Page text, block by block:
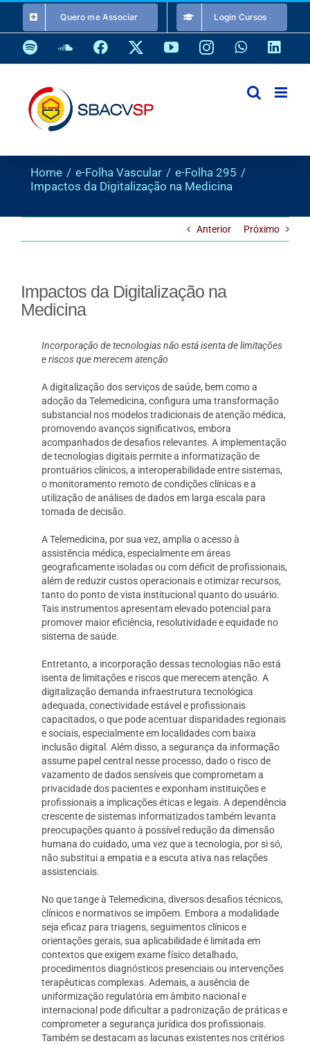
o
conteúdo
Quero me Associar Login Cursos
SpotifySoundCloud
Facebook YouTubeInstagramWhatsApp
Home e-Folha Vascular
e-Folha 295
Impactos da Digitalização na Medicina
Anterior Próximo
Impactos da Digitalização na
Medicina
Incorporação de tecnologias não está isenta de limitações
e riscos que merecem atenção
A digitalização dos serviços de saúde, bem como a
adoção da Telemedicina, configura uma transformação
substancial nos modelos tradicionais de atenção médica,
promovendo avanços significativos, embora
acompanhados de desafios relevantes. A implementação
de tecnologias digitais permite a informatização de
prontuários clínicos, a interoperabilidade entre sistemas,
o monitoramento remoto de condições clínicas e a
utilização de análises de dados em larga escala para
tomada de decisão.
A Telemedicina, por sua vez, amplia o acesso à
assistência médica, especialmente em áreas
geograficamente isoladas ou com déficit de profissionais,
além de reduzir custos operacionais e otimizar recursos,
tanto do ponto de vista institucional quanto do usuário.
Tais instrumentos apresentam elevado potencial para
promover maior eficiência, resolutividade e equidade no
sistema de saúde.
Entretanto, a incorporação dessas tecnologias não está
isenta de limitações e riscos que merecem atenção. A
digitalização demanda infraestrutura tecnológica
adequada, conectividade estável e profissionais
capacitados, o que pode acentuar disparidades regionais
e sociais, especialmente em localidades com baixa
inclusão digital. Além disso, a segurança da informação
assume papel central nesse processo, dado o risco de
vazamento de dados sensíveis que comprometam a
privacidade dos pacientes e exponham instituições e
profissionais a implicações éticas e legais. A dependência
crescente de sistemas informatizados também levanta
preocupações quanto à possível redução da dimensão
humana do cuidado, uma vez que a tecnologia, por si só,
não substitui a empatia e a escuta ativa nas relações
assistenciais.
No que tange à Telemedicina, diversos desafios técnicos,
clínicos e normativos se impõem. Embora a modalidade
seja eficaz para triagens, seguimentos clínicos e
orientações gerais, sua aplicabilidade é limitada em
contextos que exigem exame físico detalhado,
procedimentos diagnósticos presenciais ou intervenções
terapêuticas complexas. Ademais, a ausência de
uniformização regulatória em âmbito nacional e
internacional pode dificultar a padronização de práticas e
comprometer a segurança jurídica dos profissionais.
Também se destacam as lacunas existentes nos critérios